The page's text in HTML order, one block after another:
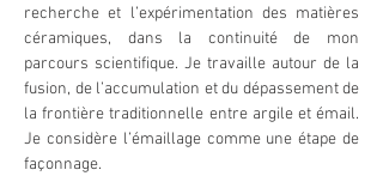
recherche et l’expérimentation des matières
céramiques, dans la continuité de mon
parcours scientifique. Je travaille autour de la
fusion, de l’accumulation et du dépassement de
la frontière traditionnelle entre argile et émail.
Je considère l’émaillage comme une étape de
façonnage.